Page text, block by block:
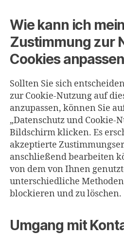
Wie kann ich
Zustimmung zur
Cookies
Sollten Sie sich
zur Cookie-Nutzung auf
anzupassen, können Sie
„Datenschutz und Cookie-
Bildschirm klicken. Es
akzeptierte
anschließend bearbeiten
von dem von Ihnen
unterschiedliche
blockieren und zu löschen.
Umgang mit